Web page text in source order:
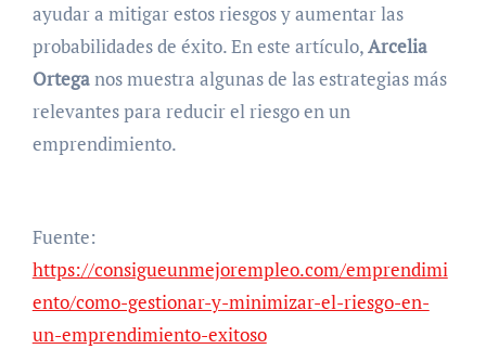
ayudar a mitigar estos riesgos y aumentar las
probabilidades de éxito. En este artículo,Arcelia
Orteganos muestra algunas de las estrategias más
relevantes para reducir el riesgo en un
emprendimiento.
Fuente:
https://consigueunmejorempleo.com/emprendimi
ento/como-gestionar-y-minimizar-el-riesgo-en-
un-emprendimiento-exitoso